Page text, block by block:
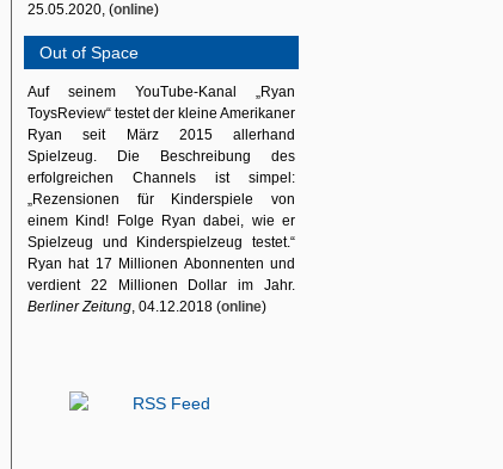
25.05.2020, (online)
Out of Space
Auf seinem YouTube-Kanal „Ryan
ToysReview“ testet der kleine Amerikaner
Ryan seit März 2015 allerhand
Spielzeug. Die Beschreibung des
erfolgreichen Channels ist simpel:
„Rezensionen für Kinderspiele von
einem Kind! Folge Ryan dabei, wie er
Spielzeug und Kinderspielzeug testet.“
Ryan hat 17 Millionen Abonnenten und
verdient 22 Millionen Dollar im Jahr.
Berliner Zeitung, 04.12.2018 (online)